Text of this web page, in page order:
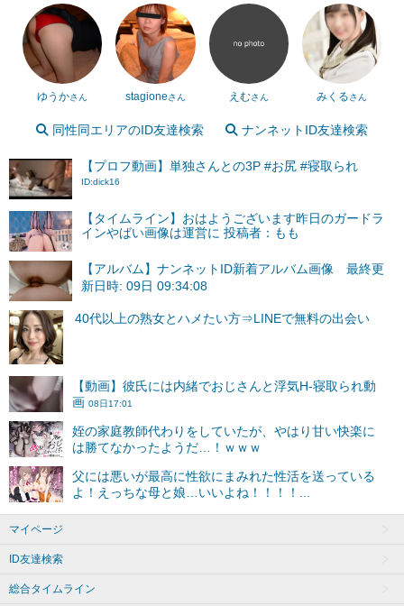
ゆうかさん stagioneさん えむさん みくるさん
同性同エリアのID友達検索 ナンネットID友達検索
【プロフ動画】単独さんとの3P #お尻 #寝取られ
ID:dick16
【タイムライン】おはようございます昨日のガードラ
インやばい画像は運営に 投稿者：もも
【アルバム】ナンネットID新着アルバム画像 最終更
新日時: 09日 09:34:08
マイページ
ID友達検索
総合タイムライン